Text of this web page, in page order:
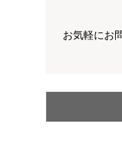
お気軽にお